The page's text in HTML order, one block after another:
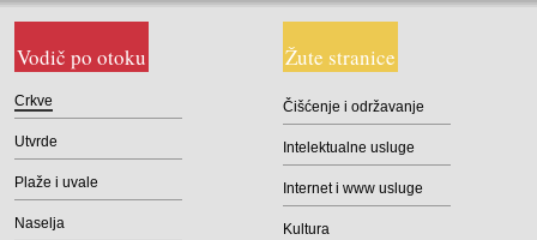
Vodič po otoku
Crkve
Utvrde
Plaže i uvale
Naselja
Žute stranice
Čišćenje i održavanje
Intelektualne usluge
Internet i www usluge
Kultura